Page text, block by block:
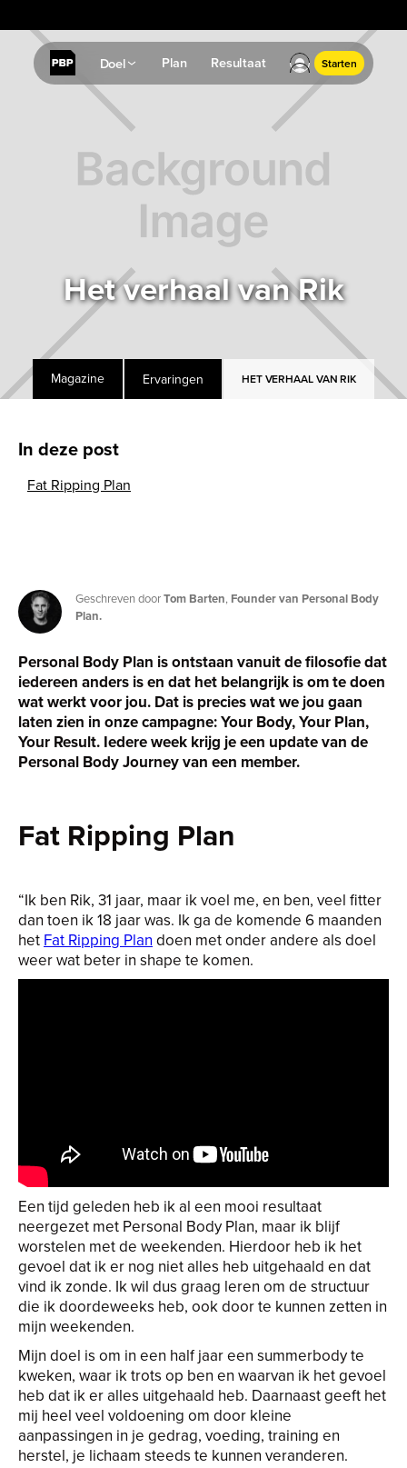
Doel Plan Resultaat Starten
Het verhaal van Rik
Magazine Ervaringen HET VERHAAL VAN RIK
In deze post
Fat Ripping Plan
Geschreven doorTom Barten, Founder van Personal Body
Plan.
Personal Body Plan is ontstaan vanuit de filosofie dat
iedereen anders is en dat het belangrijk is om te doen
wat werkt voor jou. Dat is precies wat we jou gaan
laten zien in onze campagne: Your Body, Your Plan,
Your Result. Iedere week krijg je een update van de
Personal Body Journey van een member.
Fat Ripping Plan
“Ik ben Rik, 31 jaar, maar ik voel me, en ben, veel fitter
dan toen ik 18 jaar was. Ik ga de komende 6 maanden
het Fat Ripping Plan doen met onder andere als doel
weer wat beter in shape te komen.
Een tijd geleden heb ik al een mooi resultaat
neergezet met Personal Body Plan, maar ik blijf
worstelen met de weekenden. Hierdoor heb ik het
gevoel dat ik er nog niet alles heb uitgehaald en dat
vind ik zonde. Ik wil dus graag leren om de structuur
die ik doordeweeks heb, ook door te kunnen zetten in
mijn weekenden.
Mijn doel is om in een half jaar een summerbody te
kweken, waar ik trots op ben en waarvan ik het gevoel
heb dat ik er alles uitgehaald heb. Daarnaast geeft het
mij heel veel voldoening om door kleine
aanpassingen in je gedrag, voeding, training en
herstel, je lichaam steeds te kunnen veranderen.